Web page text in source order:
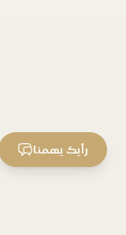
رأيك يهمنا